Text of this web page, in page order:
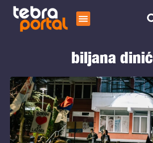
Čitaj
O nama
biljana dinić